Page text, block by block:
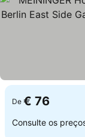
De € 76
Consulte os